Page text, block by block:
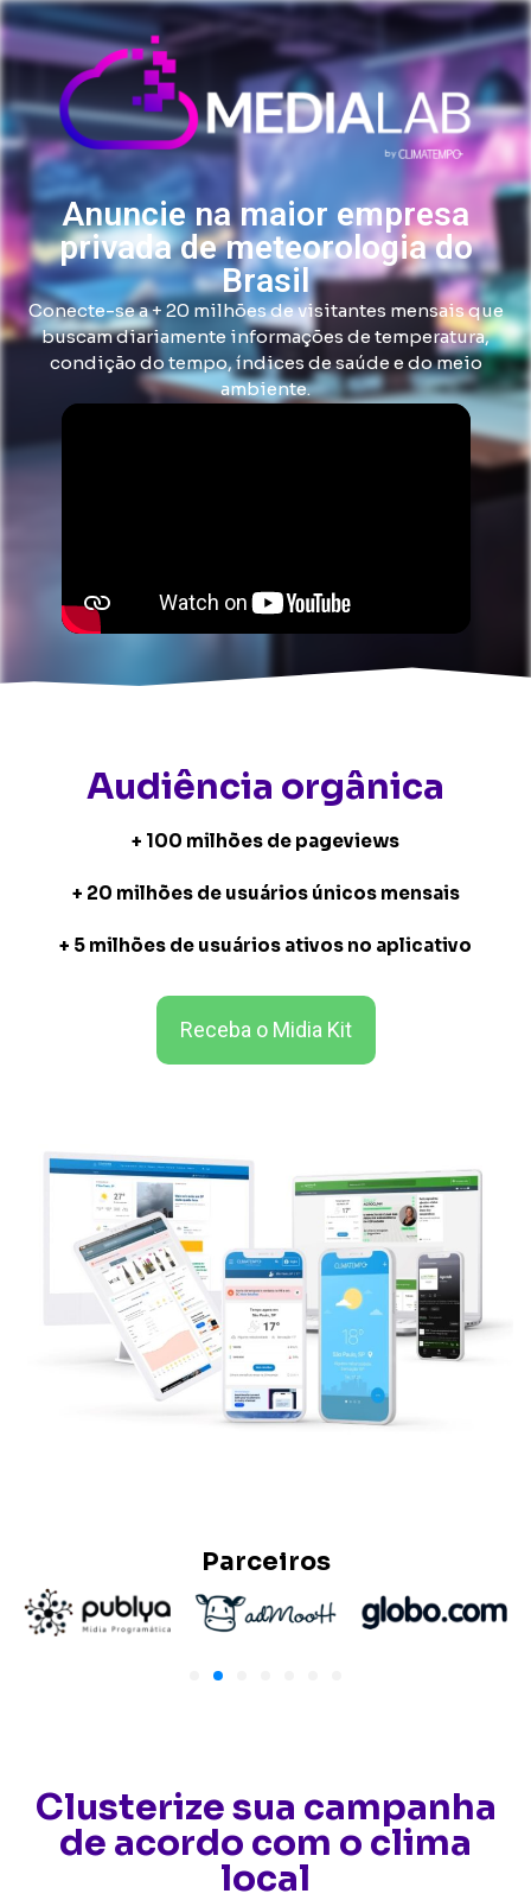
Anuncie na maior empresa
privada de meteorologia do
Brasil
Conecte-se a + 20 milhões de visitantes mensais que
buscam diariamente informações de temperatura,
condição do tempo, índices de saúde e do meio
ambiente.
Audiência orgânica
+ 100 milhões de pageviews
+ 20 milhões de usuários únicos mensais
+ 5 milhões de usuários ativos no aplicativo
Receba o Midia Kit
Parceiros
Clusterize sua campanha
de acordo com o clima
local